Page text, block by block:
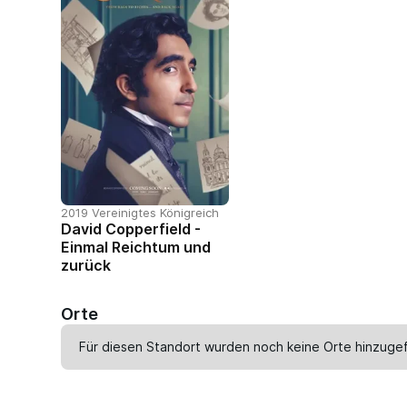
2019 Vereinigtes Königreich
David Copperfield -
Einmal Reichtum und
zurück
Orte
Für diesen Standort wurden noch keine Orte